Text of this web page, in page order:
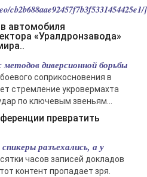
«Уралдронзавода»
методов диверсионной борьбы
соприкосновения в
стремление укровермахта
по ключевым звеньям...
разъехались, а у
часов записей докладов
контент пропадает зря.